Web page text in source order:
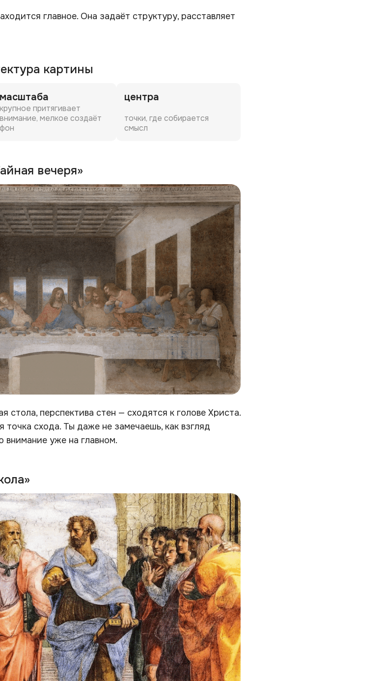
главное. Она задаёт структуру, расставляет
картины
масштаба
крупное притягивает
внимание, мелкое создаёт
фон
центра
точки, где собирается
смысл
вечеря»
стола, перспектива стен — сходятся к голове Христа.
точка схода. Ты даже не замечаешь, как взгляд
внимание уже на главном.